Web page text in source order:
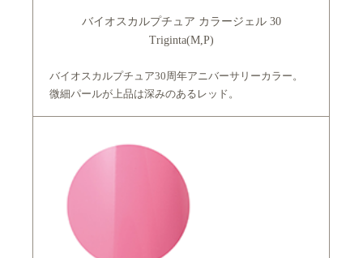
バイオスカルプチュア カラージェル 30
Triginta(M,P)
バイオスカルプチュア30周年アニバーサリーカラー。
微細パールが上品は深みのあるレッド。